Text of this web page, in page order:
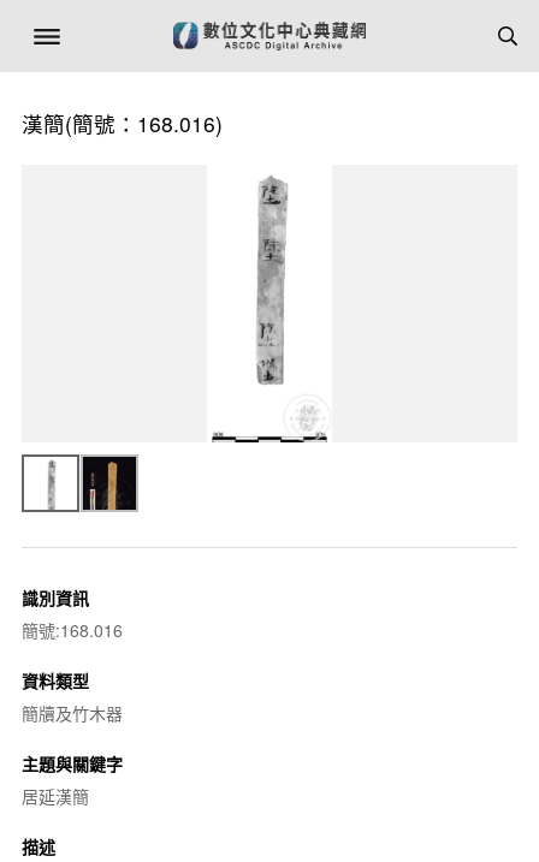
漢簡(簡號：168.016)
識別資訊
簡號:168.016
資料類型
簡牘及竹木器
主題與關鍵字
居延漢簡
描述